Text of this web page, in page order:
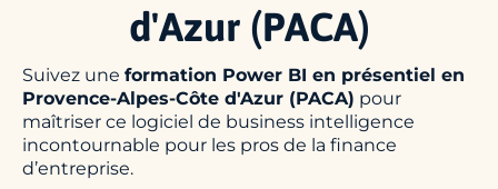
d'Azur (PACA)
Suivez une formation Power BI en présentiel en
Provence-Alpes-Côte d'Azur (PACA) pour
maîtriser ce logiciel de business intelligence
incontournable pour les pros de la finance
d’entreprise.